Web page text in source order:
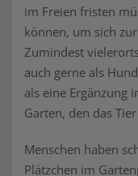
im Freien fristen
können, um sich
Zumindest
auch gerne als
als eine Ergänzung
Garten, den das
Menschen haben
Plätzchen im